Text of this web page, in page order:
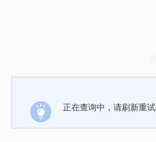
正在查询中，请刷新重试